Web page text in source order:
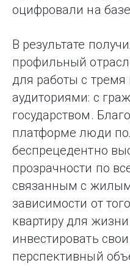
оцифровали на
В результате
профильный
для работы с
аудиториями: с
государством.
платформе люди
беспрецедентно
прозрачности по
связанным с
зависимости от
квартиру для
инвестировать
перспективный